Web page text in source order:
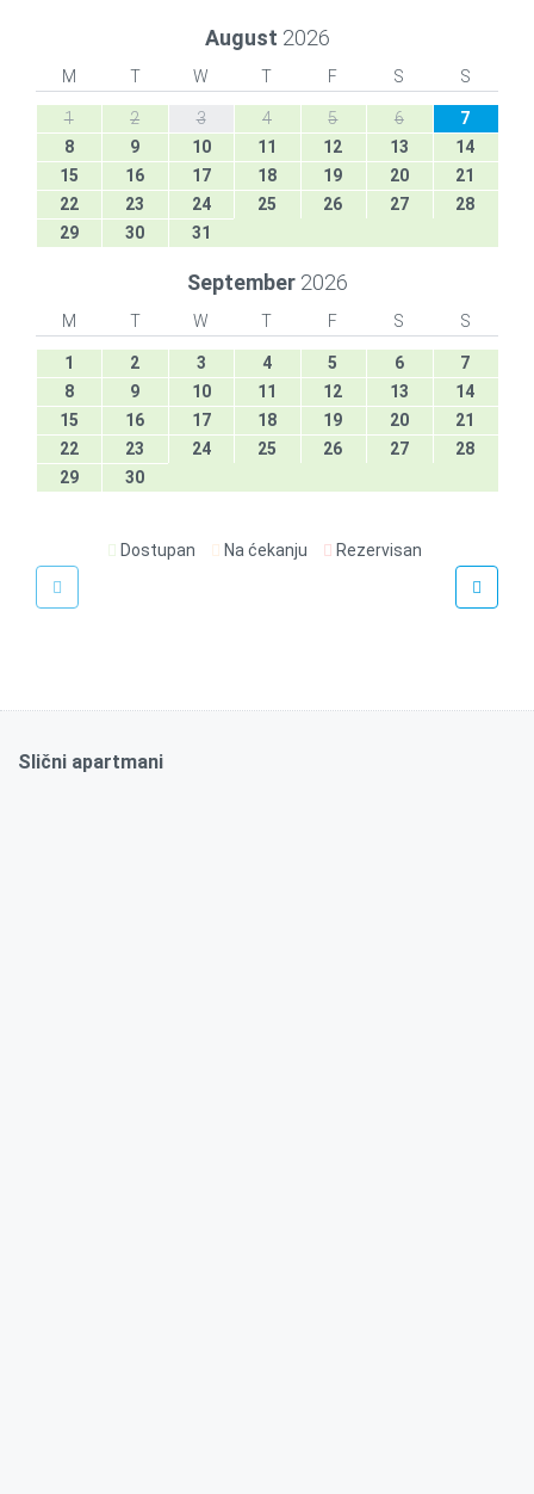
August 2026
M T W T F S S
1 2 3 4 5 6
7
8
9 10 11 12 13
14
15
16 17 18 19 20
21
22
23 24 25 26 27
28
29
30 31
September 2026
M T W T F S S
1 2 3 4 5 6
7
8
9 10 11 12 13
14
15
16 17 18 19 20
21
22
23 24 25 26 27
28
29
30
Dostupan Na ćekanju Rezervisan
Slični apartmani
50€
Cosmos